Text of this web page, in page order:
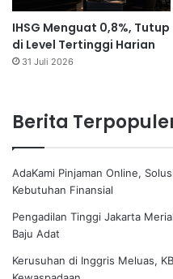
IHSG Menguat 0,8%, Tutup
di Level Tertinggi Harian
31 Juli 2026
Berita
AdaKami Pinjaman Online,
Kebutuhan Finansial
Pengadilan Tinggi Jakarta
Baju Adat
Kerusuhan di Inggris Meluas,